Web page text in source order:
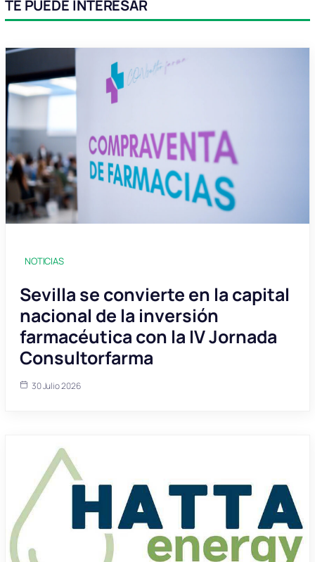
TE PUEDE INTERESAR
NOTICIAS
Sevilla se convierte en la capital
nacional de la inversión
farmacéutica con la IV Jornada
Consultorfarma
30 Julio 2026